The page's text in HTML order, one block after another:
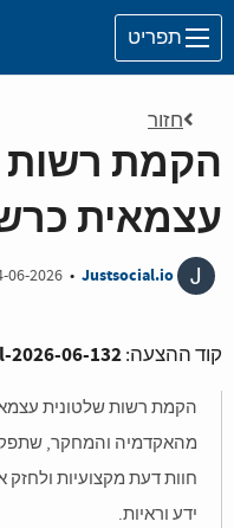
Skip to main content
חזור
הקמת רשות
עצמאית
J
Justsocial.io
•
קוד ההצעה:2026-06-132
הקמת רשות שלטונית
מהאקדמיה והמחקר,
חוות דעת מקצועיות
ידע וראיות.